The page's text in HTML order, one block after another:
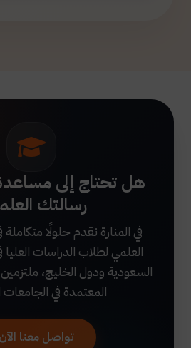
هل تحتاج إلى
رسالتك
في المنارة نقدم حلولًا
العلمي لطلاب الدراسات العليا
السعودية ودول الخليج، ملتزمين
المعتمدة في الجامعات
تواصل معنا الآن